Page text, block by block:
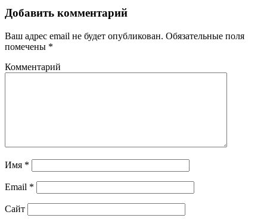
Добавить комментарий
Ваш адрес email не будет опубликован. Обязательные поля
помечены *
Комментарий
Имя *
Email *
Сайт